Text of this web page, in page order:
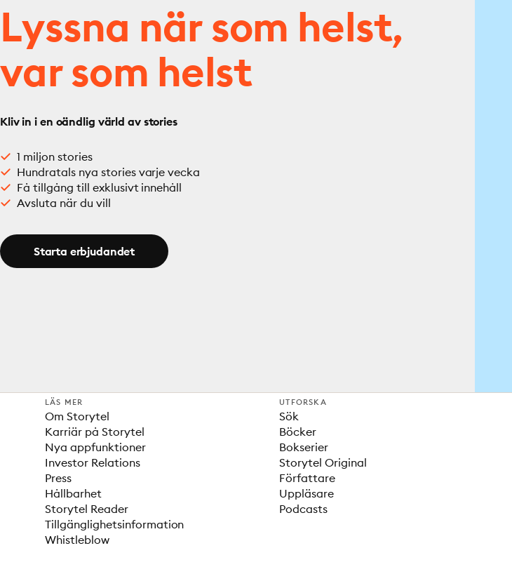
Lyssna när som helst,
var som helst
Kliv in i en oändlig värld av stories
1 miljon stories
Hundratals nya stories varje vecka
Få tillgång till exklusivt innehåll
Avsluta när du vill
Starta erbjudandet
LÄS MER
Om Storytel
Karriär på Storytel
Nya appfunktioner
Investor Relations
Press
Hållbarhet
Storytel Reader
Tillgänglighetsinformation
Whistleblow
UTFORSKA
Sök
Böcker
Bokserier
Storytel Original
Författare
Uppläsare
Podcasts